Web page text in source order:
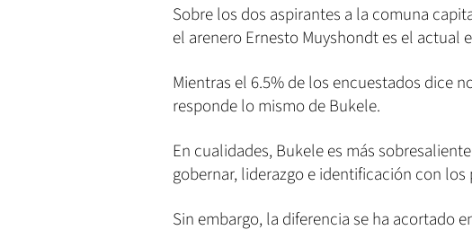
Sobre los dos aspirantes a la comuna
el arenero Ernesto Muyshondt es el actual
Mientras el 6.5% de los encuestados dice
responde lo mismo de Bukele.
En cualidades, Bukele es más
gobernar, liderazgo e identificación con
Sin embargo, la diferencia se ha acortado